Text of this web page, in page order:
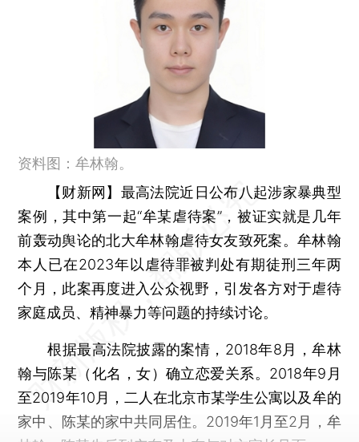
资料图：牟林翰。
【财新网】 最高法院近日公布八起涉家暴典型
案例，其中第一起“牟某虐待案”，被证实就是几年
前轰动舆论的北大牟林翰虐待女友致死案。牟林翰
本人已在2023年以虐待罪被判处有期徒刑三年两
个月，此案再度进入公众视野，引发各方对于虐待
家庭成员、精神暴力等问题的持续讨论。
根据最高法院披露的案情，2018年8月，牟林
翰与陈某（化名，女）确立恋爱关系。2018年9月
至2019年10月，二人在北京市某学生公寓以及牟的
家中、陈某的家中共同居住。2019年1月至2月，牟